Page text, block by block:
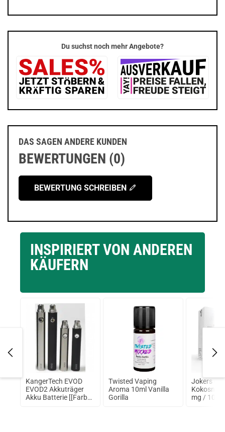
Du suchst noch mehr Angebote?
DAS SAGEN ANDERE KUNDEN
BEWERTUNGEN (0)
BEWERTUNG SCHREIBEN
INSPIRIERT VON ANDEREN
KÄUFERN
KangerTech EVOD
EVOD2 Akkuträger
Akku Batterie [[Farbe]]
Twisted Vaping
Aroma 10ml Vanilla
Gorilla
Jokers
mg / 10ml